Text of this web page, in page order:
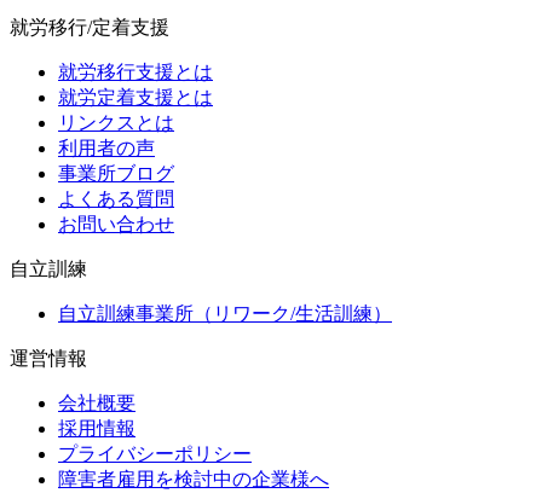
就労移行/定着支援
就労移行支援とは
就労定着支援とは
リンクスとは
利用者の声
事業所ブログ
よくある質問
お問い合わせ
自立訓練
自立訓練事業所（リワーク/生活訓練）
運営情報
会社概要
採用情報
プライバシーポリシー
障害者雇用を検討中の企業様へ